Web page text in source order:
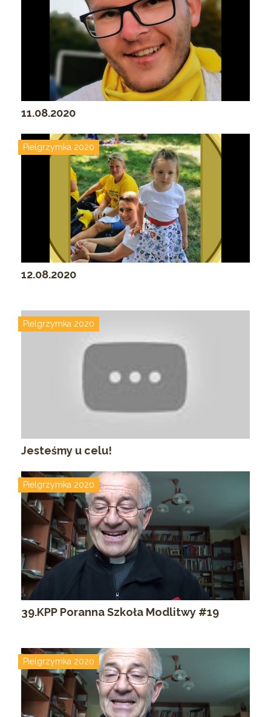
11.08.2020
Pielgrzymka 2020
12.08.2020
Pielgrzymka 2020
Jesteśmy u celu!
Pielgrzymka 2020
39.KPP Poranna Szkoła Modlitwy #19
Pielgrzymka 2020